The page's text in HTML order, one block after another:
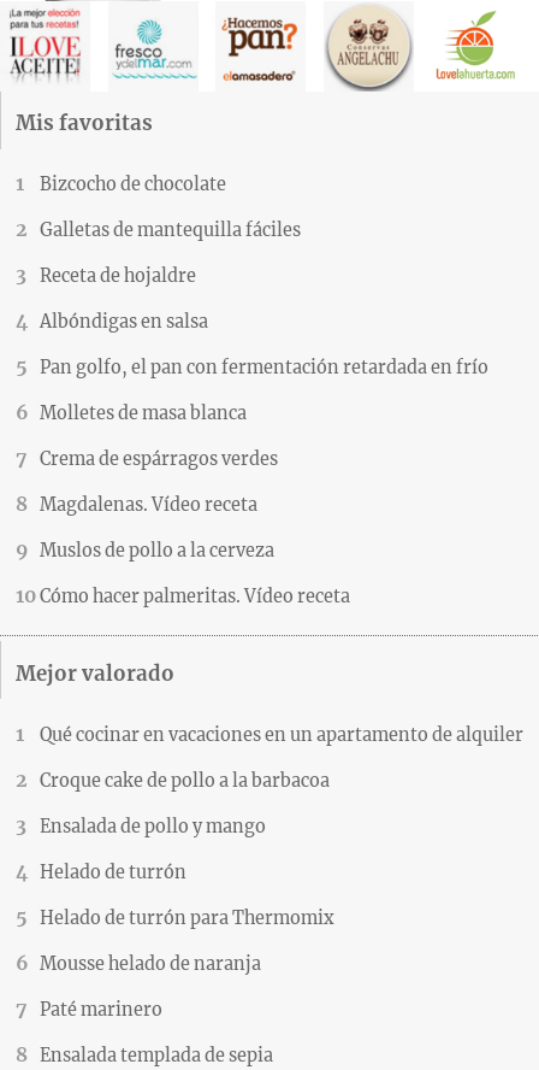
Mis favoritas
Bizcocho de chocolate
Galletas de mantequilla fáciles
Receta de hojaldre
Albóndigas en salsa
Pan golfo, el pan con fermentación retardada en frío
Molletes de masa blanca
Crema de espárragos verdes
Magdalenas. Vídeo receta
Muslos de pollo a la cerveza
Cómo hacer palmeritas. Vídeo receta
Mejor valorado
Qué cocinar en vacaciones en un apartamento de alquiler
Croque cake de pollo a la barbacoa
Ensalada de pollo y mango
Helado de turrón
Helado de turrón para Thermomix
Mousse helado de naranja
Paté marinero
Ensalada templada de sepia